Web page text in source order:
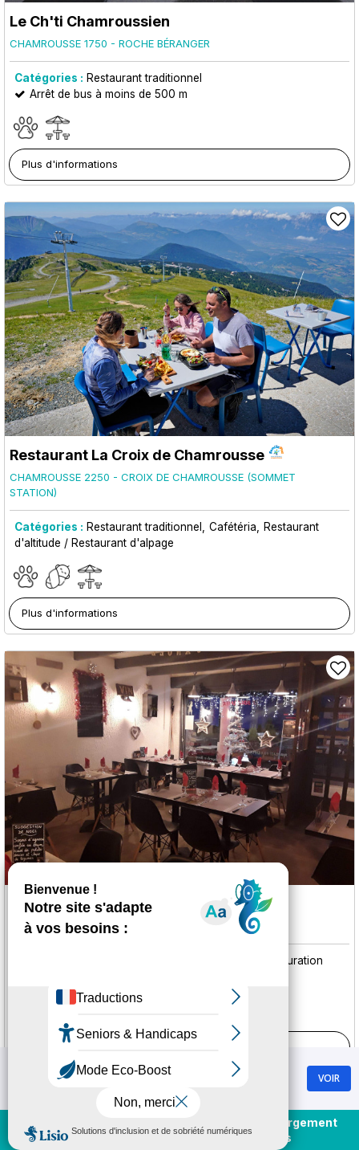
En direct
Achat et rechargement
forfaits
Le Ch'ti Chamroussien
CHAMROUSSE 1750 - ROCHE BÉRANGER
Catégories : Restaurant traditionnel
Arrêt de bus à moins de 500 m
Plus d'informations
Restaurant La Croix de Chamrousse
CHAMROUSSE 2250 - CROIX DE CHAMROUSSE (SOMMET
STATION)
Catégories : Restaurant traditionnel Cafétéria
Restaurant
d'altitude / Restaurant d'alpage
Plus d'informations
Le Boucanier
CHAMROUSSE 1650 - RECOIN
Restauration
Plus d'informations
Voir les 22 offres
Chamrousse
GRATUIT - Sur Google Play VOIR